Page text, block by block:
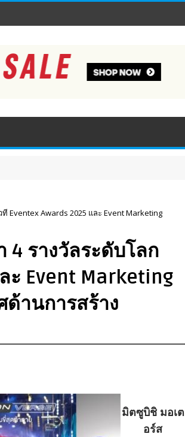
Eventex Awards 2025 และ Event Marketing
4 รางวัลระดับโลก
ะ Event Marketing
ด้านการสร้าง
มิตซูบิชิ มอเต
อร์ส